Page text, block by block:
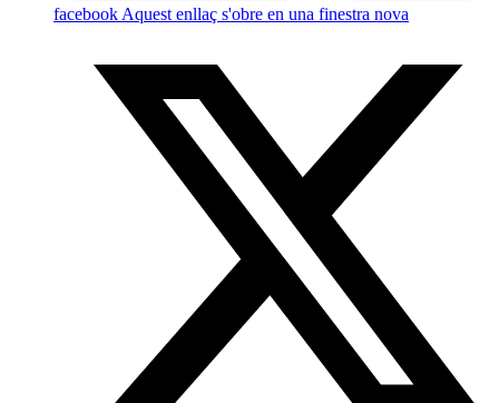
facebook Aquest enllaç s'obre en una finestra nova